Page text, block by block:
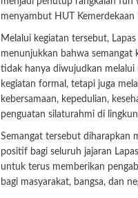
menyambut HUT Kemerdekaan
Melalui kegiatan tersebut,
menunjukkan bahwa semangat
tidak hanya diwujudkan melalui
kegiatan formal, tetapi juga
kebersamaan, kepedulian,
penguatan silaturahmi di
Semangat tersebut diharapkan
positif bagi seluruh jajaran
untuk terus memberikan
bagi masyarakat, bangsa, dan